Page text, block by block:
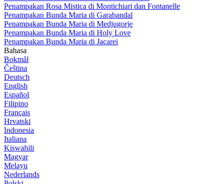
Penampakan Rosa Mistica di Montichiari dan Fontanelle
Penampakan Bunda Maria di Garabandal
Penampakan Bunda Maria di Medjugorje
Penampakan Bunda Maria di Holy Love
Penampakan Bunda Maria di Jacarei
Bahasa
Bokmål
Čeština
Deutsch
English
Español
Filipino
Français
Hrvatski
Indonesia
Italiana
Kiswahili
Magyar
Melayu
Nederlands